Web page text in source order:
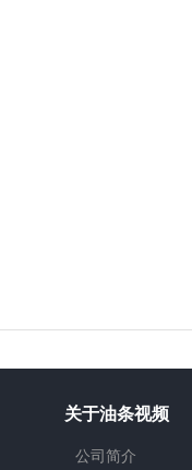
关于油条视频
公司简介